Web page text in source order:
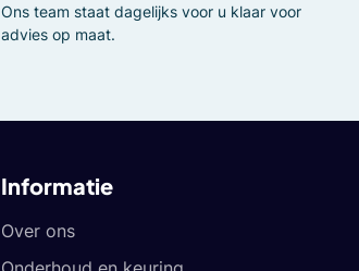
Ons team staat dagelijks voor u klaar voor
advies op maat.
Informatie
Over ons